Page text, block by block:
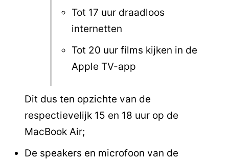
Tot 17 uur draadloos
internetten
Tot 20 uur films kijken in de
Apple TV-app
Dit dus ten opzichte van de
respectievelijk 15 en 18 uur op de
MacBook Air;
De speakers en microfoon van de